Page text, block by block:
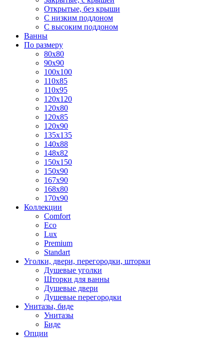
Открытые, без крыши
С низким поддоном
С высоким поддоном
Ванны
По размеру
80x80
90x90
100x100
110x85
110x95
120x120
120x80
120x85
120x90
135x135
140x88
148x82
150x150
150x90
167x90
168x80
170x90
Коллекции
Comfort
Eco
Lux
Premium
Standart
Уголки, двери, перегородки, шторки
Душевые уголки
Шторки для ванны
Душевые двери
Душевые перегородки
Унитазы, биде
Унитазы
Биде
Опции